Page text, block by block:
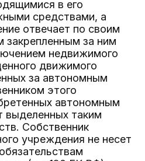
в его
средствами, а
отвечает по своим
закрепленным за ним
недвижимого
движимого
за автономным
этого
автономным
выделенных таким
Собственник
учреждения не несет